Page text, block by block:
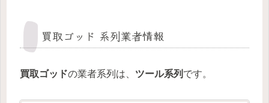
買取ゴッド 系列業者情報
買取ゴッドの業者系列は、 ツール系列 です。